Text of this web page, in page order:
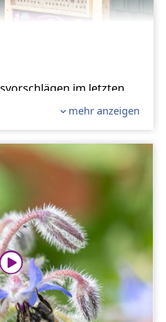
im letzten
Insektenhotels
verlost.
kamen raus, dafür
Altholz und Lehm
wir das
gesamte
in Ichtershausen
neuen Insekten-
einziehen.
#MitTEAGSummts
mehr anzeigen